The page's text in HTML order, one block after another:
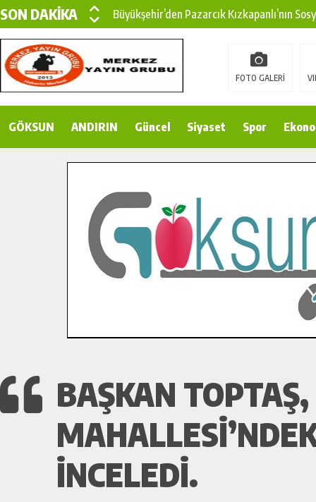
SON DAKİKA
Büyükşehir’den Pazarcık Kızkapanlı’nın
Büyükşehir’den Pazarcık Kırsalına Modern
Çin’den KSÜ’ye Uluslararası Başarı:
Gençler Pusula Maraş Kampında Yeni
İlçe Jandarma Komutanı Karakaya’dan
Bertiz’in Yeni Köprüsünde Sona Doğru.
FOTO GALERİ
GÖKSUN ANDIRIN Güncel Siyaset Spor
BAŞKAN
INCELEDI.